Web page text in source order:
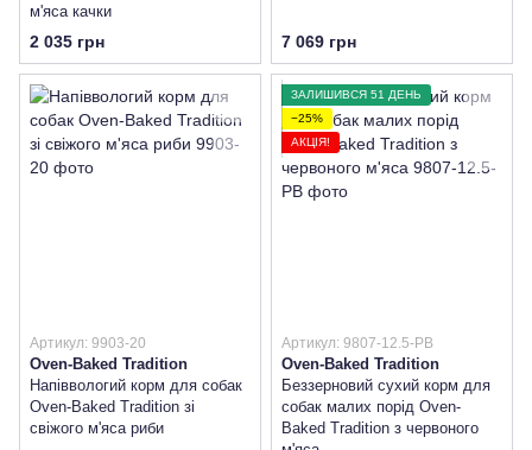
м'яса качки
2 035 грн 7 069 грн
Артикул: 9903-20
Oven-Baked Tradition
Напіввологий корм для собак
Oven-Baked Tradition зі
свіжого м'яса риби
ЗАЛИШИВСЯ 51 ДЕНЬ
−25%
АКЦІЯ!
Артикул: 9807-12.5-PB
Oven-Baked Tradition
Беззерновий сухий корм для
собак малих порід Oven-
Baked Tradition з червоного